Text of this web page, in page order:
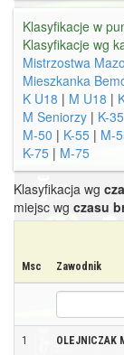
Klasyfikacje w
Klasyfikacje wg
Mistrzostwa
Mieszkanka
K U18 | M U18 |
M Seniorzy | K-35
M-50 | K-55 | M-
K-75 | M-75
Klasyfikacja wg
miejsc wg czasu
Msc Zawodnik
1 OLEJNICZAK